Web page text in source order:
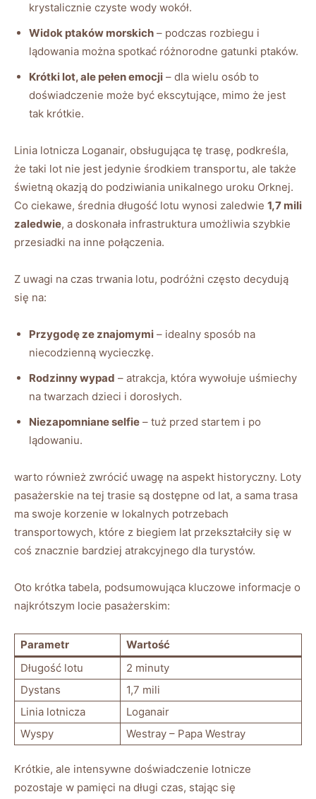
krystalicznie czyste wody wokół.
Widok ptaków morskich – podczas rozbiegu i
lądowania można spotkać różnorodne gatunki ptaków.
Krótki lot, ale pełen emocji – dla wielu osób to
doświadczenie może być ekscytujące, mimo że jest
tak krótkie.
Linia lotnicza Loganair, obsługująca tę trasę, podkreśla,
że taki lot nie jest jedynie środkiem transportu, ale także
świetną okazją do podziwiania unikalnego uroku Orknej.
Co ciekawe, średnia długość lotu wynosi zaledwie 1,7 mili
zaledwie, a doskonała infrastruktura umożliwia szybkie
przesiadki na inne połączenia.
Z uwagi na czas trwania lotu, podróżni często decydują
się na:
Przygodę ze znajomymi – idealny sposób na
niecodzienną wycieczkę.
Rodzinny wypad – atrakcja, która wywołuje uśmiechy
na twarzach dzieci i dorosłych.
Niezapomniane selfie – tuż przed startem i po
lądowaniu.
warto również zwrócić uwagę na aspekt historyczny. Loty
pasażerskie na tej trasie są dostępne od lat, a sama trasa
ma swoje korzenie w lokalnych potrzebach
transportowych, które z biegiem lat przekształciły się w
coś znacznie bardziej atrakcyjnego dla turystów.
Oto krótka tabela, podsumowująca kluczowe informacje o
najkrótszym locie pasażerskim:
Parametr
Wartość
Długość lotu
2 minuty
Dystans
1,7 mili
Linia lotnicza
Loganair
Wyspy
Westray – Papa Westray
Krótkie, ale intensywne doświadczenie lotnicze
pozostaje w pamięci na długi czas, stając się